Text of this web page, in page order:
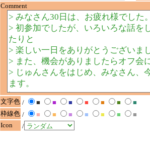
Comment
文字色 / ■ ■ ■ ■ ■ ■
■
枠線色 / ■ ■ ■ ■ ■ ■
■
Icon
/